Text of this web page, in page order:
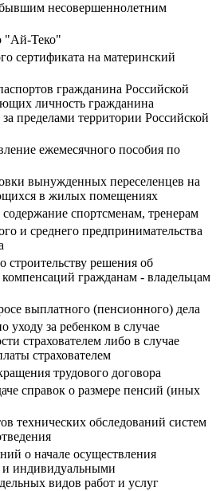
несовершеннолетним
"Ай-Теко"
сертификата на материнский
гражданина Российской
личность гражданина
пределами территории Российской
ежемесячного пособия по
вынужденных переселенцев на
в жилых помещениях
спортсменам, тренерам
и среднего предпринимательства
решения об
гражданам - владельцам
выплатного (пенсионного) дела
уходу за ребенком в случае
страхователем либо в случае
страхователем
трудового договора
справок о размере пенсий (иных
технических обследований систем
о начале осуществления
индивидуальными
видов работ и услуг